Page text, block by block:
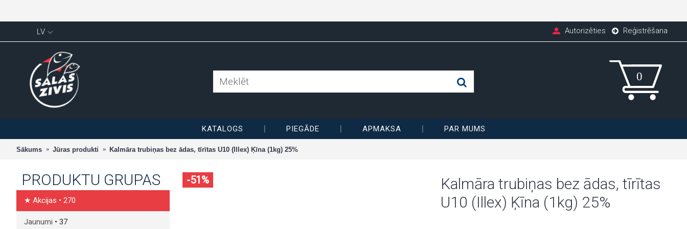
LV Autorizēties Reģistrēšana
KATALOGS PIEGĀDE APMAKSA PAR MUMS
Sākums Jūras produkti Kalmāra trubiņas bez ādas, tīrītas U10 (Illex) Ķīna (1kg) 25%
PRODUKTU GRUPAS
★ Akcijas • 270
Jaunumi • 37
-51%
Kalmāra trubiņas bez ādas, tīrītas
U10 (Illex) Ķīna (1kg) 25%